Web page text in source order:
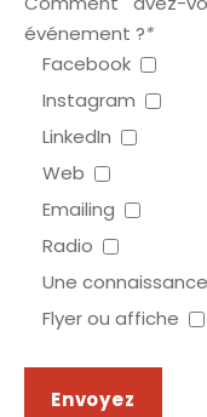
événement ?*
Facebook
Instagram
LinkedIn
Web
Emailing
Radio
Une
Flyer ou affiche